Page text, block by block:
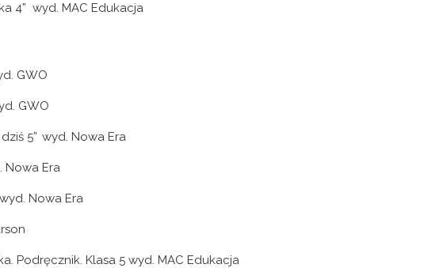
4” wyd. MAC Edukacja
GWO
GWO
5” wyd. Nowa Era
Nowa Era
Nowa Era
Podręcznik. Klasa 5 wyd. MAC Edukacja